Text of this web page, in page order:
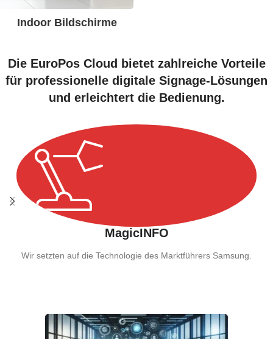
Indoor Bildschirme
Die EuroPos Cloud bietet zahlreiche Vorteile
für professionelle digitale Signage-Lösungen
und erleichtert die Bedienung.
MagicINFO
Wir setzten auf die Technologie des Marktführers Samsung.